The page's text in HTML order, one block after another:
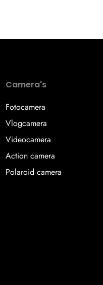
Camera's
Fotocamera
Vlogcamera
Videocamera
Action camera
Polaroid camera